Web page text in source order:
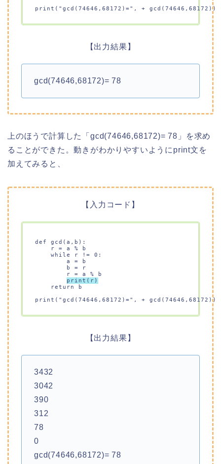
print("gcd(74646,68172)=", + gcd(74646,68172))
【出力結果】
gcd(74646,68172)= 78
上のほうで計算した「gcd(74646,68172)= 78」を求め
ることができた。動きがわかりやすいようにprint文を
加えてみると、
【入力コード】
def gcd(a,b):
    r = a % b
    while r != 0:
        a = b
        b = r
        r = a % b
print(r)
    return b
print("gcd(74646,68172)=", + gcd(74646,68172))
【出力結果】
3432
3042
390
312
78
0
gcd(74646,68172)= 78